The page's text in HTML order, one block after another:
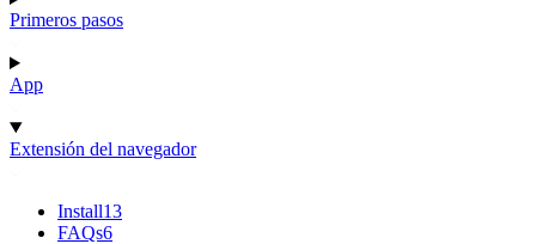
Primeros pasos
App
Extensión del navegador
Install13
FAQs6